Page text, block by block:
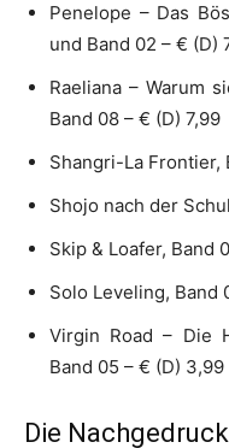
Penelope – Das
und Band 02 – € (D)
Raeliana – Warum
Band 08 – € (D) 7,99
Shangri-La Frontier,
Shojo nach der
Skip & Loafer, Band
Solo Leveling, Band
Virgin Road – Die
Band 05 – € (D) 3,99
Die